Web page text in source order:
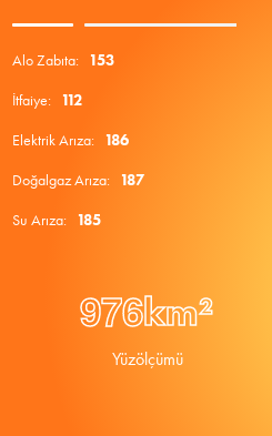
Alo Zabıta: 153
İtfaiye: 112
Elektrik Arıza: 186
Doğalgaz Arıza: 187
Su Arıza: 185
976km²
Yüzölçümü